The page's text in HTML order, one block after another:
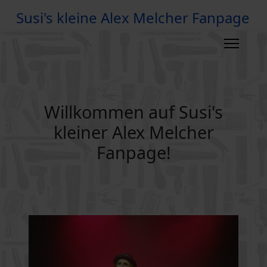
Susi's kleine Alex Melcher Fanpage
Willkommen auf Susi's
kleiner Alex Melcher
Fanpage!